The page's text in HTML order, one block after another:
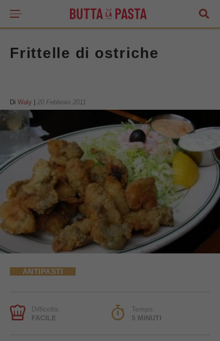
Frittelle di ostriche
Di Waly 20 Febbraio 2011
ANTIPASTI
Difficoltà:
FACILE
Tempo:
5 MINUTI